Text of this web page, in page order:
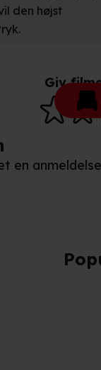
den højst
Giv
en